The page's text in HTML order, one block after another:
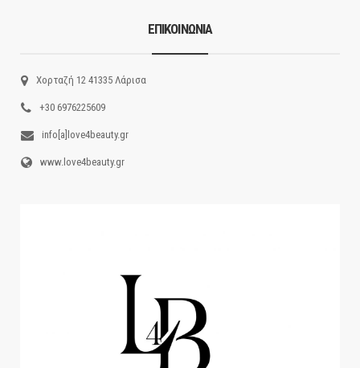
ΕΠΙΚΟΙΝΩΝΙΑ
Χορταζή 12 41335 Λάρισα
+30 6976225609
info[a]love4beauty.gr
www.love4beauty.gr